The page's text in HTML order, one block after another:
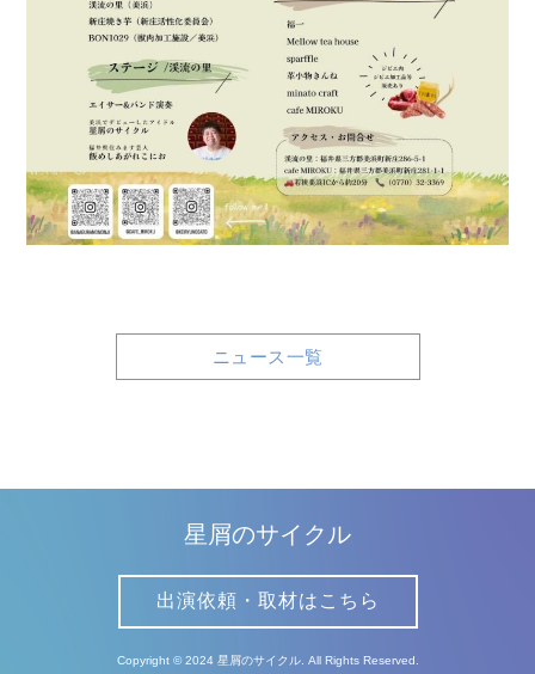
ニュース一覧
星屑のサイクル
出演依頼・取材はこちら
Copyright © 2024 星屑のサイクル. All Rights Reserved.